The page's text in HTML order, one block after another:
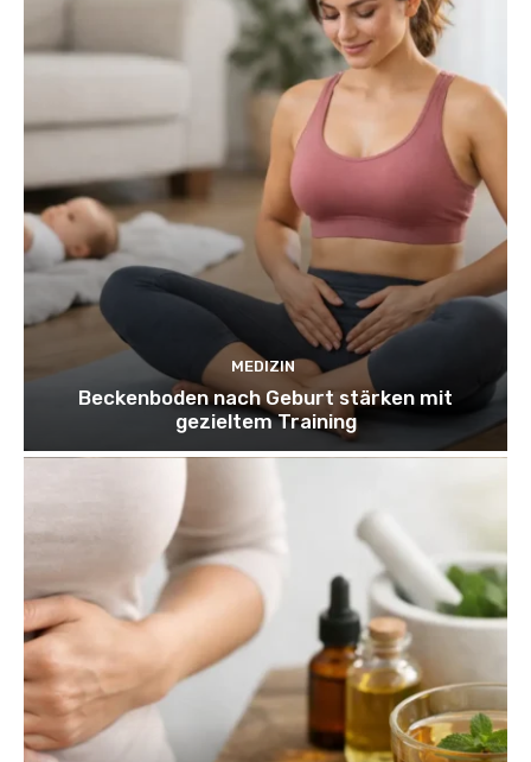
MEDIZIN
Beckenboden nach Geburt stärken mit
gezieltem Training